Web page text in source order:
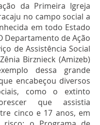
da Primeira Igreja
no campo social a
em todo Estado
Departamento de Ação
de Assistência Social
Birznieck (Amizeb)
dessa grande
encabeçou diversos
como o extinto
que assistia
cinco e 17 anos, em